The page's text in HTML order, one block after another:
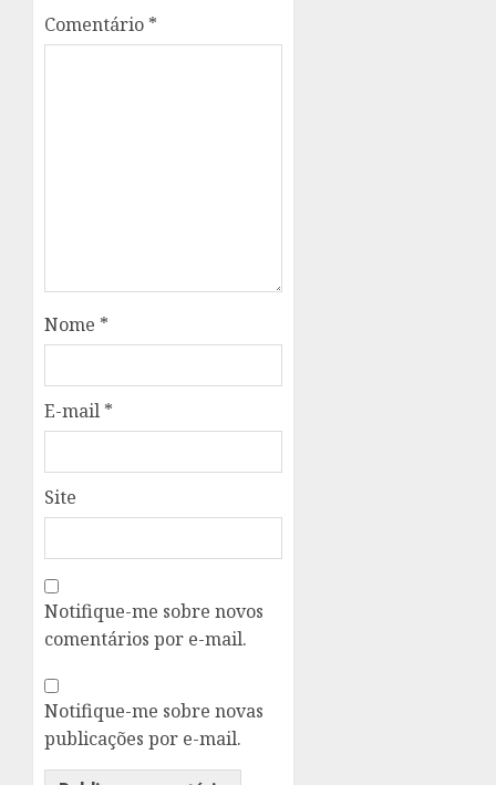
Comentário *
Nome *
E-mail *
Site
Notifique-me sobre novos
comentários por e-mail.
Notifique-me sobre novas
publicações por e-mail.